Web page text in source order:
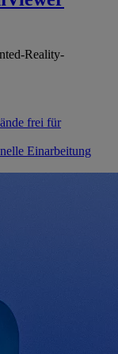
Reality-
frei für
Einarbeitung